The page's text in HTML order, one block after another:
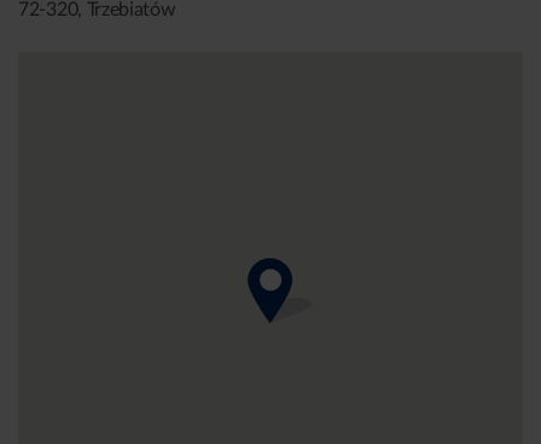
72-320, Trzebiatów